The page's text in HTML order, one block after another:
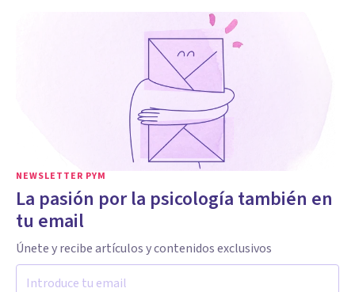
NEWSLETTER PYM
La pasión por la psicología también en
tu email
Únete y recibe artículos y contenidos exclusivos